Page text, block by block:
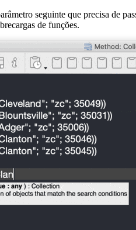
seguinte que precisa de
de funções.